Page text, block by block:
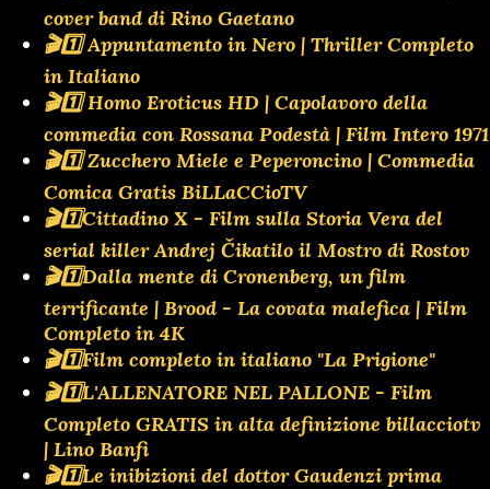
cover band di Rino Gaetano
🎬1️⃣ Appuntamento in Nero | Thriller Completo
in Italiano
🎬1️⃣ Homo Eroticus HD | Capolavoro della
commedia con Rossana Podestà | Film Intero 1971
🎬1️⃣ Zucchero Miele e Peperoncino | Commedia
Comica Gratis BiLLaCCioTV
🎬1️⃣Cittadino X - Film sulla Storia Vera del
serial killer Andrej Čikatilo il Mostro di Rostov
🎬1️⃣Dalla mente di Cronenberg, un film
terrificante | Brood - La covata malefica | Film
Completo in 4K
🎬1️⃣Film completo in italiano "La Prigione"
🎬1️⃣L'ALLENATORE NEL PALLONE - Film
Completo GRATIS in alta definizione billacciotv
| Lino Banfi
🎬1️⃣Le inibizioni del dottor Gaudenzi prima